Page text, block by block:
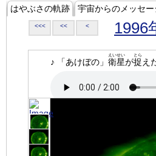
はやぶさの軌跡 宇宙からのメッセー
<<< << < 1996
♪ 「あけぼの」 衛星
えいせい
が捉
とら
え